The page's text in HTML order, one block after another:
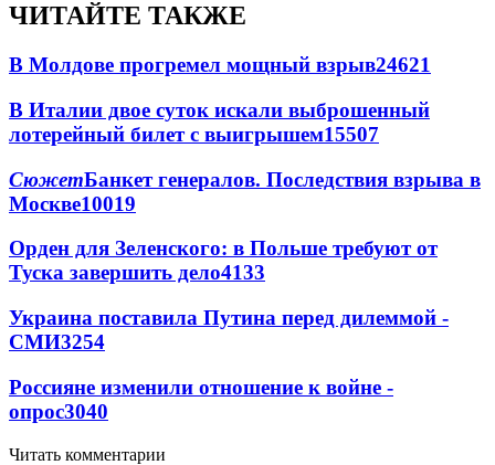
ЧИТАЙТЕ ТАКЖЕ
В Молдове прогремел мощный взрыв24621
В Италии двое суток искали выброшенный
лотерейный билет с выигрышем15507
СюжетБанкет генералов. Последствия взрыва в
Москве10019
Орден для Зеленского: в Польше требуют от
Туска завершить дело4133
Украина поставила Путина перед дилеммой -
СМИ3254
Россияне изменили отношение к войне -
опрос3040
Читать комментарии